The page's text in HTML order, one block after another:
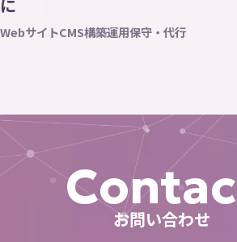
に
WebサイトCMS構築運用保守・代行
お問い合わせ